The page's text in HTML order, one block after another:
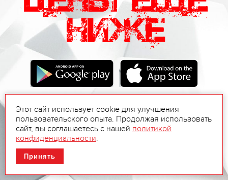
Этот сайт использует cookie для улучшения
пользовательского опыта. Продолжая использовать
сайт, вы соглашаетесь с нашей политикой
конфиденциальности.
Принять